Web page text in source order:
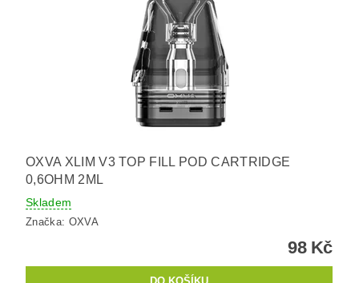
OXVA XLIM V3 TOP FILL POD CARTRIDGE
0,6OHM 2ML
Skladem
Značka: OXVA
98 Kč